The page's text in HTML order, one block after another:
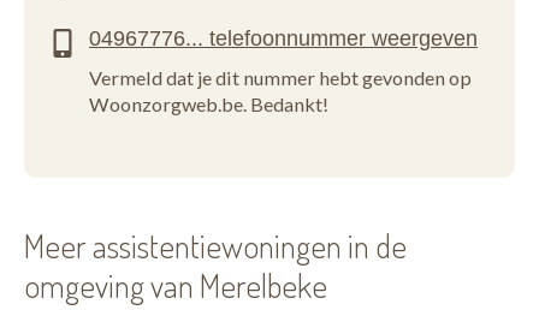
Vermeld dat je dit nummer hebt gevonden op
Woonzorgweb.be. Bedankt!
Meer assistentiewoningen in de
omgeving van Merelbeke